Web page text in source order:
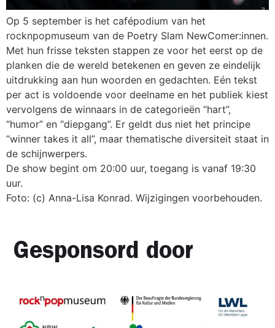
Op 5 september is het cafépodium van het
rocknpopmuseum van de Poetry Slam NewComer:innen.
Met hun frisse teksten stappen ze voor het eerst op de
planken die de wereld betekenen en geven ze eindelijk
uitdrukking aan hun woorden en gedachten. Eén tekst
per act is voldoende voor deelname en het publiek kiest
vervolgens de winnaars in de categorieën “hart”,
“humor” en “diepgang”. Er geldt dus niet het principe
“winner takes it all”, maar thematische diversiteit staat in
de schijnwerpers.
De show begint om 20:00 uur, toegang is vanaf 19:30
uur.
Foto: (c) Anna-Lisa Konrad. Wijzigingen voorbehouden.
Gesponsord door